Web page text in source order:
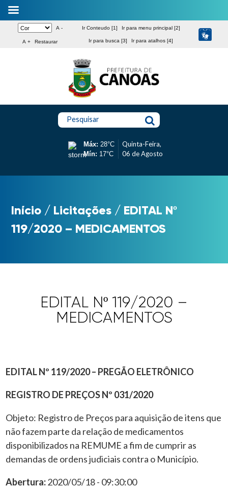
A -
A + Restaurar
Ir Conteudo [1] Ir para menu principal [2]
Ir para busca [3] Ir para atalhos [4]
Pesquisar
Máx: 28°C
Mín: 17°C
Quinta-Feira,
06 de Agosto
Início / Licitações / EDITAL Nº
119/2020 – MEDICAMENTOS
EDITAL Nº 119/2020 –
MEDICAMENTOS
EDITAL Nº 119/2020 – PREGÃO ELETRÔNICO
REGISTRO DE PREÇOS Nº 031/2020
Objeto: Registro de Preços para aquisição de itens que
não fazem parte da relação de medicamentos
disponibilizados na REMUME a fim de cumprir as
demandas de ordens judiciais contra o Município.
Abertura:2020/05/18 - 09:30:00